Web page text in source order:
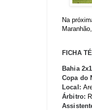
Na
FICHA
Bahia
Copa do
Local:
Árbitro: